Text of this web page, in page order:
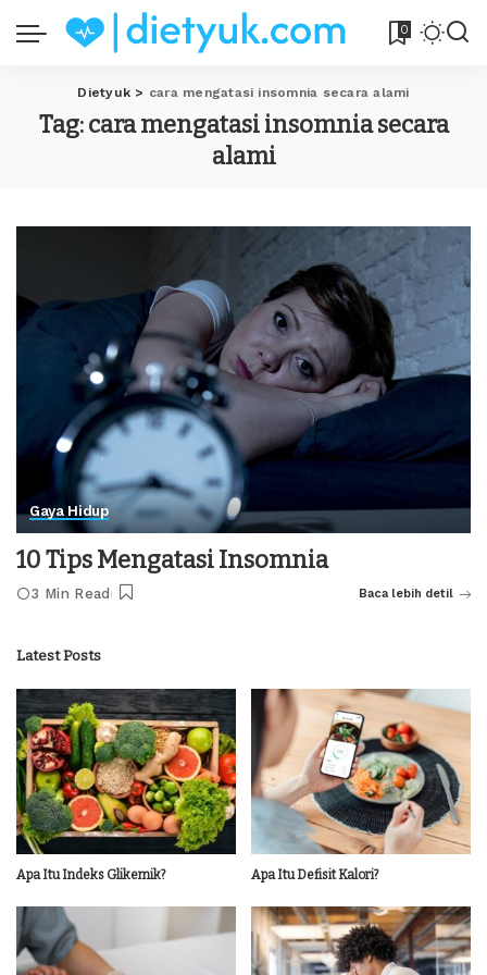
0
Dietyuk > cara mengatasi insomnia secara alami
Tag:cara mengatasi insomnia secara
alami
Gaya Hidup
10 Tips Mengatasi Insomnia
3 Min Read Baca lebih detil
Latest Posts
Apa Itu Indeks Glikemik? Apa Itu Defisit Kalori?